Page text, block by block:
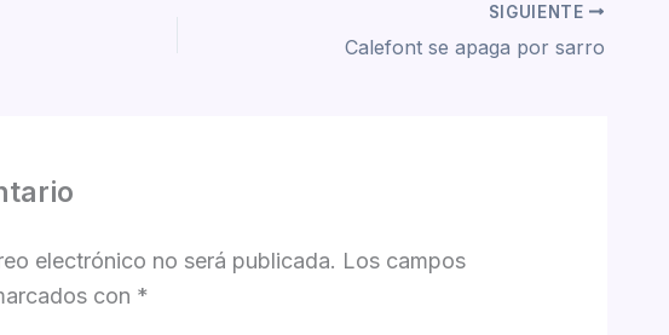
SIGUIENTE
Calefont se apaga por sarro
electrónico no será publicada. Los campos
con *